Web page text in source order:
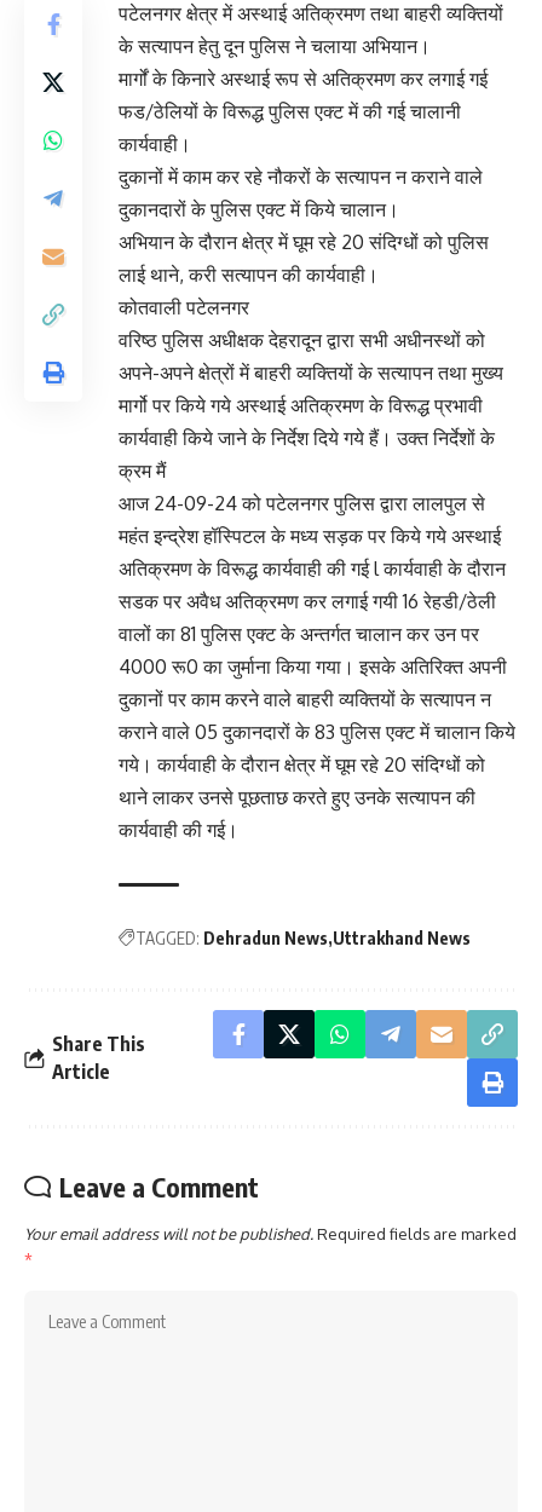
पटेलनगर क्षेत्र में अस्थाई अतिक्रमण तथा बाहरी व्यक्तियों
के सत्यापन हेतु दून पुलिस ने चलाया अभियान।
मार्गों के किनारे अस्थाई रूप से अतिक्रमण कर लगाई गई
फड/ठेलियों के विरूद्ध पुलिस एक्ट में की गई चालानी
कार्यवाही।
दुकानों में काम कर रहे नौकरों के सत्यापन न कराने वाले
दुकानदारों के पुलिस एक्ट में किये चालान।
अभियान के दौरान क्षेत्र में घूम रहे 20 संदिग्धों को पुलिस
लाई थाने, करी सत्यापन की कार्यवाही।
कोतवाली पटेलनगर
वरिष्ठ पुलिस अधीक्षक देहरादून द्वारा सभी अधीनस्थों को
अपने-अपने क्षेत्रों में बाहरी व्यक्तियों के सत्यापन तथा मुख्य
मार्गो पर किये गये अस्थाई अतिक्रमण के विरूद्ध प्रभावी
कार्यवाही किये जाने के निर्देश दिये गये हैं। उक्त निर्देशों के
क्रम मैं
आज 24-09-24 को पटेलनगर पुलिस द्वारा लालपुल से
महंत इन्द्रेश हॉस्पिटल के मध्य सड़क पर किये गये अस्थाई
अतिक्रमण के विरूद्ध कार्यवाही की गई l कार्यवाही के दौरान
सडक पर अवैध अतिक्रमण कर लगाई गयी 16 रेहडी/ठेली
वालों का 81 पुलिस एक्ट के अन्तर्गत चालान कर उन पर
4000 रू0 का जुर्माना किया गया। इसके अतिरिक्त अपनी
दुकानों पर काम करने वाले बाहरी व्यक्तियों के सत्यापन न
कराने वाले 05 दुकानदारों के 83 पुलिस एक्ट में चालान किये
गये। कार्यवाही के दौरान क्षेत्र में घूम रहे 20 संदिग्धों को
थाने लाकर उनसे पूछताछ करते हुए उनके सत्यापन की
कार्यवाही की गई।
TAGGED: Dehradun News Uttrakhand News
Share This
Article
Leave a Comment
Your email address will not be published.Required fields are marked
*